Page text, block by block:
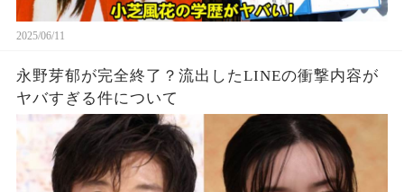
2025/06/11
永野芽郁が完全終了？流出したLINEの衝撃内容が
ヤバすぎる件について